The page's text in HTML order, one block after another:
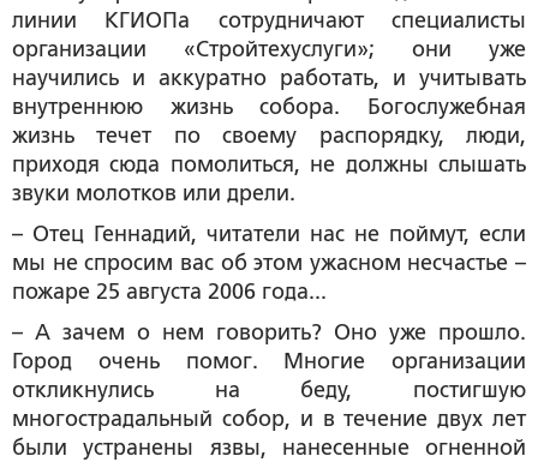
линии КГИОПа сотрудничают специалисты
организации «Стройтехуслуги»; они уже
научились и аккуратно работать, и учитывать
внутреннюю жизнь собора. Богослужебная
жизнь течет по своему распорядку, люди,
приходя сюда помолиться, не должны слышать
звуки молотков или дрели.
– Отец Геннадий, читатели нас не поймут, если
мы не спросим вас об этом ужасном несчастье –
пожаре 25 августа 2006 года...
– А зачем о нем говорить? Оно уже прошло.
Город очень помог. Многие организации
откликнулись на беду, постигшую
многострадальный собор, и в течение двух лет
были устранены язвы, нанесенные огненной